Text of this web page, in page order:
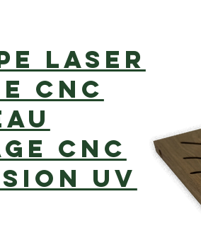
laser
CNC
CNC
UV